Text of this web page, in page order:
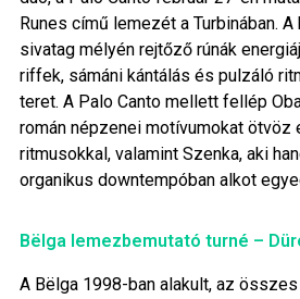
Runes című lemezét a Turbinában.
sivatag mélyén rejtőző rúnák
riffek, sámáni kántálás és pulzáló
teret. A Palo Canto mellett fellép
román népzenei motívumokat ötvöz
ritmusokkal, valamint Szenka, aki
organikus downtempóban alkot
Bëlga lemezbemutató turné –
A Bëlga 1998-ban alakult, az